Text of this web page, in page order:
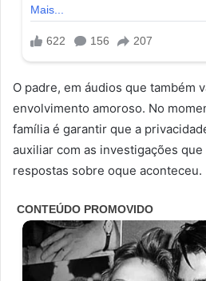
O padre, em áudios que também
envolvimento amoroso. No
família é garantir que a
auxiliar com as investigações
respostas sobre oque aconteceu.